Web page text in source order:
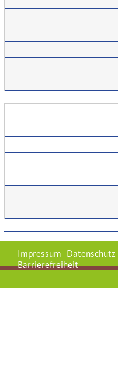
Impressum Datenschutz
Barrierefreiheit